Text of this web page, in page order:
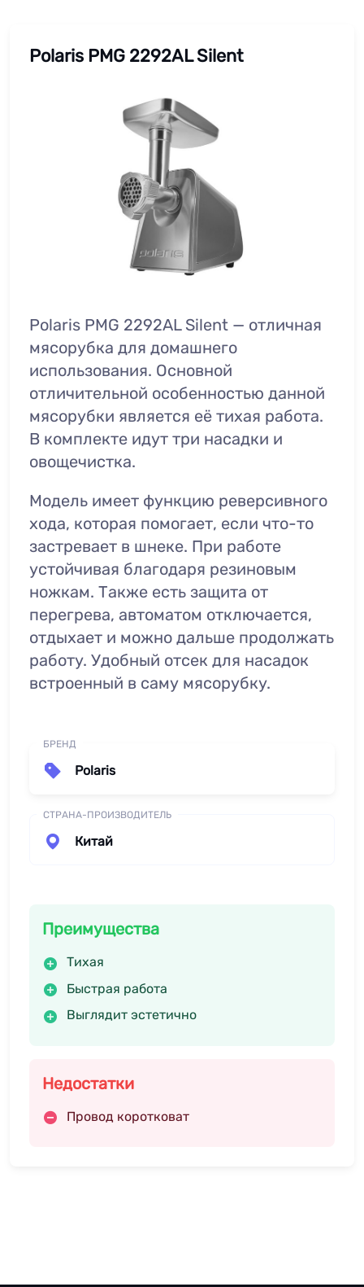
Polaris PMG 2292AL Silent
Polaris PMG 2292AL Silent — отличная
мясорубка для домашнего
использования. Основной
отличительной особенностью данной
мясорубки является её тихая работа.
В комплекте идут три насадки и
овощечистка.
Модель имеет функцию реверсивного
хода, которая помогает, если что-то
застревает в шнеке. При работе
устойчивая благодаря резиновым
ножкам. Также есть защита от
перегрева, автоматом отключается,
отдыхает и можно дальше продолжать
работу. Удобный отсек для насадок
встроенный в саму мясорубку.
БРЕНД
Polaris
СТРАНА-ПРОИЗВОДИТЕЛЬ
Китай
Преимущества
Тихая
Быстрая работа
Выглядит эстетично
Недостатки
Провод коротковат